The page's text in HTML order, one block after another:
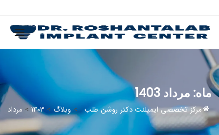
ماه: مرداد 1403
مرکز تخصصی ایمپلنت دکتر روشن طلب >وبلاگ>
1403
> مرداد